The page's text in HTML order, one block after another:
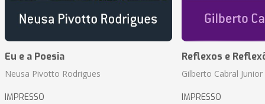
Eu e a Poesia
Neusa Pivotto Rodrigues
IMPRESSO
Reflexos e
Gilberto Cabral Junior
IMPRESSO